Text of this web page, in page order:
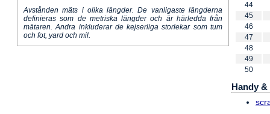
Avstånden mäts i olika längder. De vanligaste längderna
definieras som de metriska längder och är härledda från
mätaren. Andra inkluderar de kejserliga storlekar som tum
och fot, yard och mil.
44
45
46
47
48
49
50
Handy